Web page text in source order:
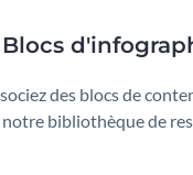
Blocs
des blocs de
notre bibliothèque de